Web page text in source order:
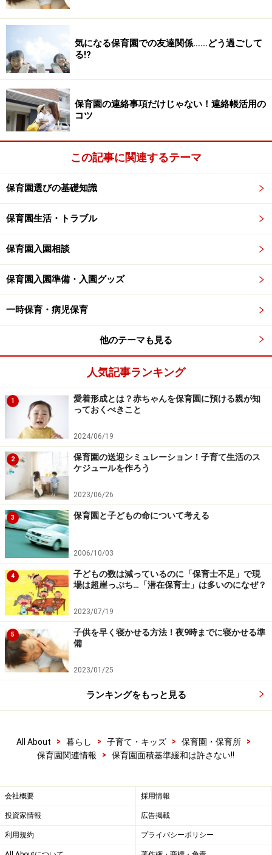
気になる保育園での友達関係……どう過ごして
る!?
保育園の連絡事項だけじゃない！連絡帳活用の
コツ
この記事に関連するテーマ
保育園選びの基礎知識
保育園生活・トラブル
保育園入園相談
保育園入園準備・入園グッズ
一時保育・病児保育
他のテーマも見る
人気記事ランキング
1
愛着形成とは？赤ちゃんを保育園に預ける親が知
っておくべきこと
2024/06/19
2
保育園の送迎シミュレーション！子育て生活のス
ケジュールを作ろう
2023/06/26
3 保育園と子どもの命について考える
2006/10/03
4
子どもの数は減っているのに「保育士不足」で現
場は超崖っぷち…「潜在保育士」は多いのになぜ？
2023/07/19
5
子供を早く寝かせる方法！夜9時までに寝かせる準
備
2023/01/25
ランキングをもっと見る
All About > 暮らし > 子育て・キッズ > 保育園・保育所
>
保育園関連情報
> 保育園面積基準緩和は許さない!!
会社概要 採用情報
投資家情報 広告掲載
利用規約 プライバシーポリシー